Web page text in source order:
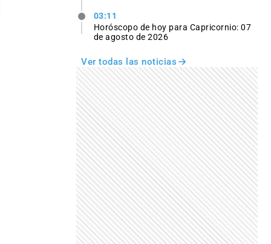
03:11
Horóscopo de hoy para Capricornio: 07
de agosto de 2026
Ver todas las noticias